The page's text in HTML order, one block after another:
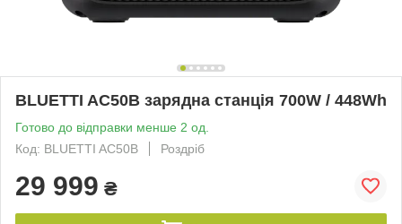
BLUETTI AC50B зарядна станція 700W / 448Wh
Готово до відправки менше 2 од.
Код: BLUETTI AC50B
Роздріб
29 999 ₴